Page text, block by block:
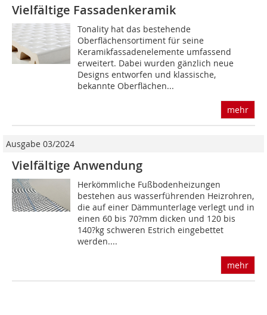
Vielfältige Fassadenkeramik
Tonality hat das bestehende
Oberflächensortiment für seine
Keramikfassadenelemente umfassend
erweitert. Dabei wurden gänzlich neue
Designs entworfen und klassische,
bekannte Oberflächen...
mehr
Ausgabe 03/2024
Vielfältige Anwendung
Herkömmliche Fußbodenheizungen
bestehen aus wasserführenden Heizrohren,
die auf einer Dämmunterlage verlegt und in
einen 60 bis 70?mm dicken und 120 bis
140?kg schweren Estrich eingebettet
werden....
mehr